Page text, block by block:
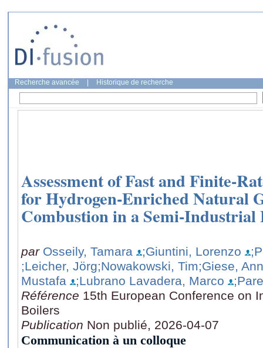
Recherche avancée Historique de recherche
Assessment of Fast and Finite-
for Hydrogen-Enriched Natural
Combustion in a Semi-Industrial
par Osseily, Tamara ;Giuntini, Lorenzo
;Leicher, Jörg;Nowakowski, Tim;Giese,
Mustafa
;Lubrano Lavadera, Marco
Référence 15th European Conference on
Boilers
Publication Non publié, 2026-04-07
Communication à un colloque